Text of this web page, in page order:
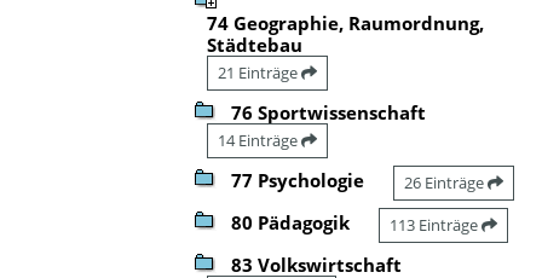
74 Geographie, Raumordnung,
Städtebau
21 Einträge
76 Sportwissenschaft
14 Einträge
77 Psychologie 26 Einträge
80 Pädagogik 113 Einträge
83 Volkswirtschaft